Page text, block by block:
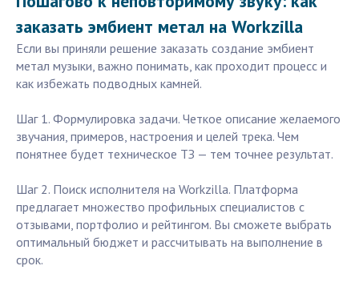
заказать эмбиент метал на Workzilla
Если вы приняли решение заказать создание эмбиент
метал музыки, важно понимать, как проходит процесс и
как избежать подводных камней.
Шаг 1. Формулировка задачи. Четкое описание желаемого
звучания, примеров, настроения и целей трека. Чем
понятнее будет техническое ТЗ — тем точнее результат.
Шаг 2. Поиск исполнителя на Workzilla. Платформа
предлагает множество профильных специалистов с
отзывами, портфолио и рейтингом. Вы сможете выбрать
оптимальный бюджет и рассчитывать на выполнение в
срок.